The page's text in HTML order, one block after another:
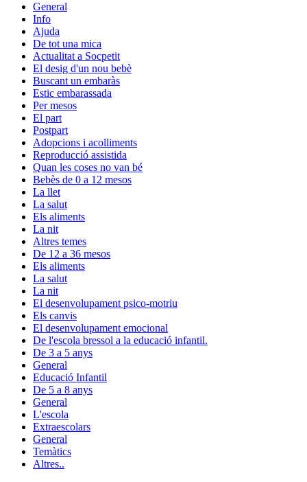
General
Info
Ajuda
De tot una mica
Actualitat a Socpetit
El desig d'un nou bebè
Buscant un embaràs
Estic embarassada
Per mesos
El part
Postpart
Adopcions i acolliments
Reproducció assistida
Quan les coses no van bé
Bebès de 0 a 12 mesos
La llet
La salut
Els aliments
La nit
Altres temes
De 12 a 36 mesos
Els aliments
La salut
La nit
El desenvolupament psico-motriu
Els canvis
El desenvolupament emocional
De l'escola bressol a la educació infantil.
De 3 a 5 anys
General
Educació Infantil
De 5 a 8 anys
General
L'escola
Extraescolars
General
Temàtics
Altres..